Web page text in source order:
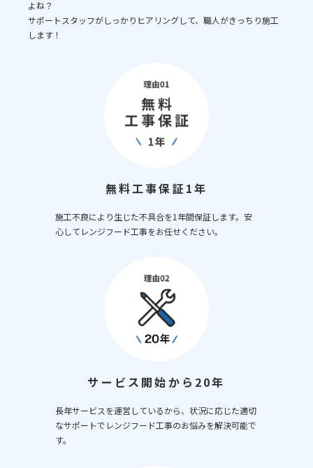
よね？
サポートスタッフがしっかりヒアリングして、職人がきっちり施工
します！
無料工事保証1年
施工不良により生じた不具合を1年間保証します。安
心してレンジフード工事をお任せください。
サービス開始から20年
長年サービスを運営しているから、状況に応じた適切
なサポートでレンジフード工事のお悩みを解決可能で
す。